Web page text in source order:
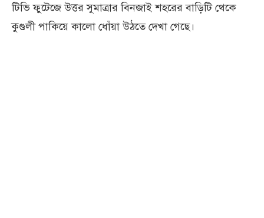
টিভি ফুটেজে উত্তর সুমাত্রার বিনজাই শহরের বাড়িটি থেকে
কুণ্ডলী পাকিয়ে কালো ধোঁয়া উঠতে দেখা গেছে।